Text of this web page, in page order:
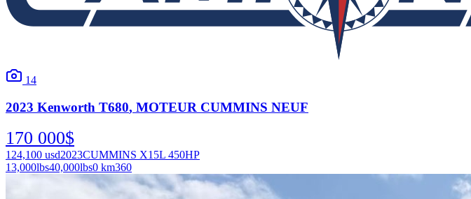
14
2023 Kenworth T680, MOTEUR CUMMINS NEUF
170 000$
124,100 usd2023CUMMINS X15L 450HP
13,000lbs40,000lbs0 km360